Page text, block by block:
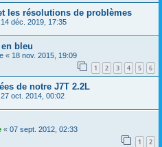
les résolutions de problèmes
14 déc. 2019, 17:35
bleu
« 18 nov. 2015, 19:09
1 2 3 4 5 6
de notre J7T 2.2L
27 oct. 2014, 00:02
« 07 sept. 2012, 02:33
1 2